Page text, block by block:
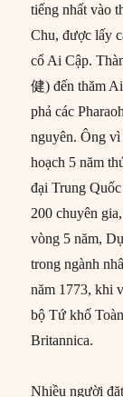
tiếng nhất vào
Chu, được lấy
cổ Ai Cập.
健) đến thăm
phả các
nguyên. Ông vì
hoạch 5 năm
đại Trung
200 chuyên
vòng 5 năm,
trong ngành
năm 1773, khi
bộ Tứ khố
Britannica.
Nhiều người